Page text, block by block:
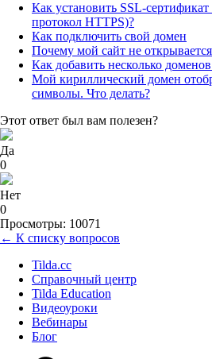
Как установить SSL-
протокол HTTPS)?
Как подключить свой домен
Почему мой сайт не
Как добавить несколько
Мой кириллический домен
символы. Что делать?
Этот ответ был вам полезен?
Да
0
Нет
0
Просмотры: 10071
← К списку вопросов
Tilda.cc
Справочный центр
Tilda Education
Видеоуроки
Вебинары
Блог